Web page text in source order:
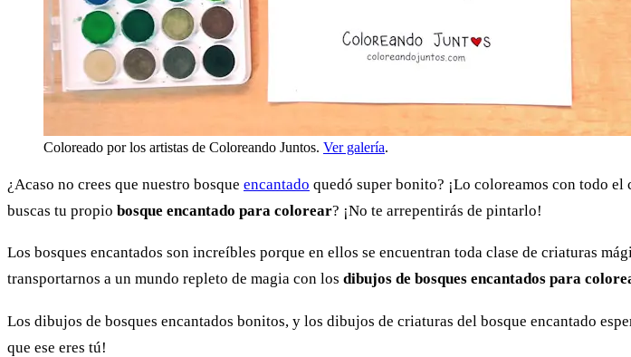
Coloreado por los artistas de Coloreando Juntos. Ver galería.
¿Acaso no crees que nuestro bosque encantado quedó super bonito? ¡Lo coloreamos con todo
buscas tu propio bosque encantado para colorear? ¡No te arrepentirás de pintarlo!
Los bosques encantados son increíbles porque en ellos se encuentran toda clase de criaturas
transportarnos a un mundo repleto de magia con los dibujos de bosques encantados para
Los dibujos de bosques encantados bonitos, y los dibujos de criaturas del bosque encantado
que ese eres tú!